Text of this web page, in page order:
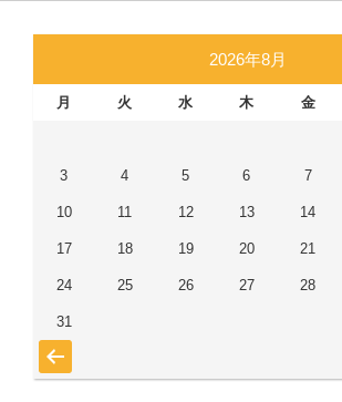
2026年8月
月 火 水 木 金
3 4 5 6 7
10 11 12 13 14
17 18 19 20 21
24 25 26 27 28
31
« 7月